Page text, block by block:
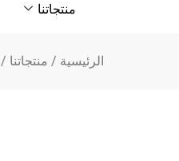
منتجاتنا
الرئيسية / منتجاتنا /